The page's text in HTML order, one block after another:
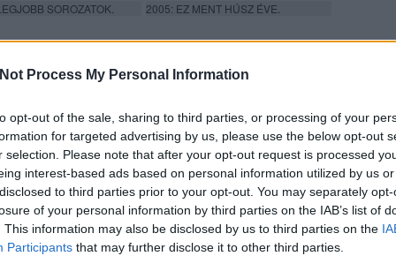
Process My Personal Information
opt-out of the sale, sharing to third parties, or processing of your
for targeted advertising by us, please use the below opt-out
selection. Please note that after your opt-out request is processed
interest-based ads based on personal information utilized by us
to third parties prior to your opt-out. You may separately
of your personal information by third parties on the IAB’s list of
This information may also be disclosed by us to third parties on the
Participants that may further disclose it to other third parties.
SOROZATOK. 2005: EZ MENT HÚSZ ÉVE.
JELLEM - REC.HU
az űrhajó. Véres szemmel, habzó pofával nézed, hogy
Kibasztam a szívemet a járdára. Bámuljátok lelkemet! Csak a
harmadszor terhes. Obszidián könnyek, manowlak, a szél
zenéket bemutató rovata.
TOVÁBB →